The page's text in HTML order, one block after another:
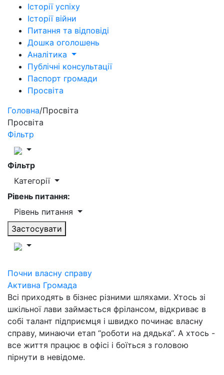
Історії успіху
Історії війни
Питання та відповіді
Дошка оголошень
Аналітика
Публічні консультації
Паспорт громади
Просвіта
Головна/Просвіта
Просвіта
Фільтр
Фільтр
Категорії
Рівень питання:
Рівень питання
Застосувати
Почни власну справу
Активна Громада
Всі приходять в бізнес різними шляхами. Хтось зі
шкільної лави займається фрілансом, відкриває в
собі талант підприємця і швидко починає власну
справу, минаючи етап “роботи на дядька“. А хтось -
все життя працює в офісі і боїться з головою
пірнути в невідоме.